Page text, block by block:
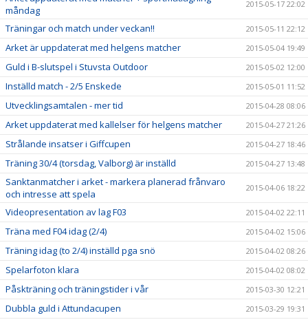
måndag
2015-05-17 22:02
Träningar och match under veckan!! 2015-05-11 22:12
Arket är uppdaterat med helgens matcher 2015-05-04 19:49
Guld i B-slutspel i Stuvsta Outdoor 2015-05-02 12:00
Inställd match - 2/5 Enskede 2015-05-01 11:52
Utvecklingsamtalen - mer tid 2015-04-28 08:06
Arket uppdaterat med kallelser för helgens matcher 2015-04-27 21:26
Strålande insatser i Giffcupen 2015-04-27 18:46
Träning 30/4 (torsdag, Valborg) är inställd 2015-04-27 13:48
Sanktanmatcher i arket - markera planerad frånvaro
och intresse att spela
2015-04-06 18:22
Videopresentation av lag F03 2015-04-02 22:11
Träna med F04 idag (2/4) 2015-04-02 15:06
Träning idag (to 2/4) inställd pga snö 2015-04-02 08:26
Spelarfoton klara 2015-04-02 08:02
Påskträning och träningstider i vår 2015-03-30 12:21
Dubbla guld i Attundacupen 2015-03-29 19:31